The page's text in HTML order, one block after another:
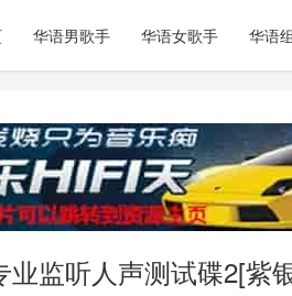
华语男歌手 华语女歌手 华语
监听人声测试碟2[紫